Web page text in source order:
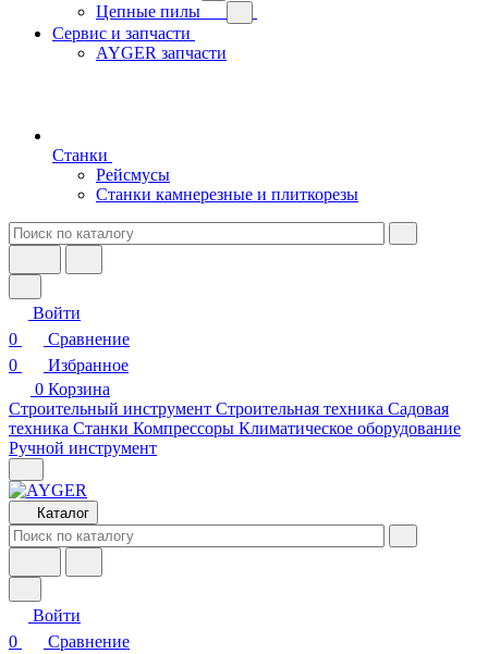
Цепные пилы
Сервис и запчасти
AYGER запчасти
Станки
Рейсмусы
Станки камнерезные и плиткорезы
Войти
0
Сравнение
0
Избранное
0 Корзина
Строительный инструмент Строительная техника Садовая
техника Станки Компрессоры Климатическое оборудование
Ручной инструмент
Каталог
Войти
0
Сравнение